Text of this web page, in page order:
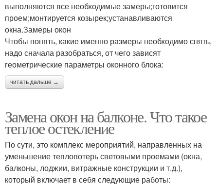
выполняются все необходимые замеры;готовится
проем;монтируется козырек;устанавливаются
окна.Замеры окон
Чтобы понять, какие именно размеры необходимо снять,
надо сначала разобраться, от чего зависят
геометрические параметры оконного блока:
читать дальше →
Замена окон на балконе. Что такое
теплое остекление
По сути, это комплекс мероприятий, направленных на
уменьшение теплопотерь световыми проемами (окна,
балконы, лоджии, витражные конструкции и т.д.),
который включает в себя следующие работы: